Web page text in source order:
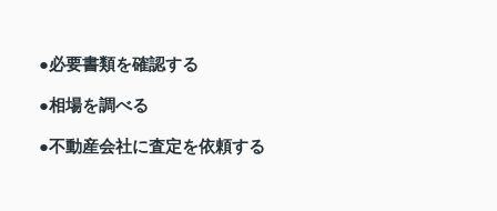
●必要書類を確認する
●相場を調べる
●不動産会社に査定を依頼する